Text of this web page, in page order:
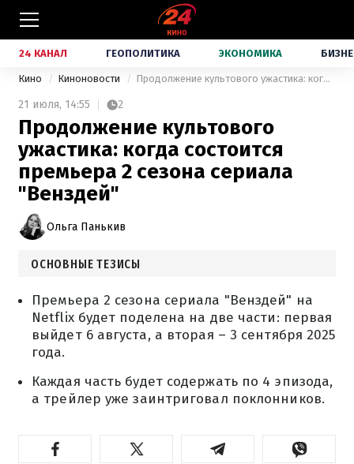
24 КАНАЛ ГЕОПОЛИТИКА ЭКОНОМИКА
Кино Киноновости Продолжение культового ужастика: когда состоится премьера 2 сезона сериала "Венздей"
21 июля, 14:55 2
Продолжение культового
ужастика: когда состоится
премьера 2 сезона сериала
"Венздей"
Ольга Панькив
ОСНОВНЫЕ ТЕЗИСЫ
Премьера 2 сезона сериала "Венздей" на
Netflix будет поделена на две части: первая
выйдет 6 августа, а вторая – 3 сентября 2025
года.
Каждая часть будет содержать по 4 эпизода,
а трейлер уже заинтриговал поклонников.